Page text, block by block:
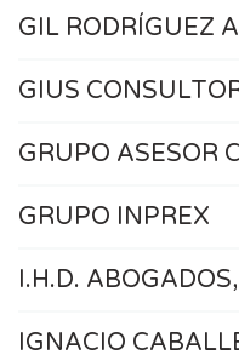
GIL RODRÍGUEZ
GIUS
GRUPO ASESOR
GRUPO INPREX
I.H.D.
IGNACIO